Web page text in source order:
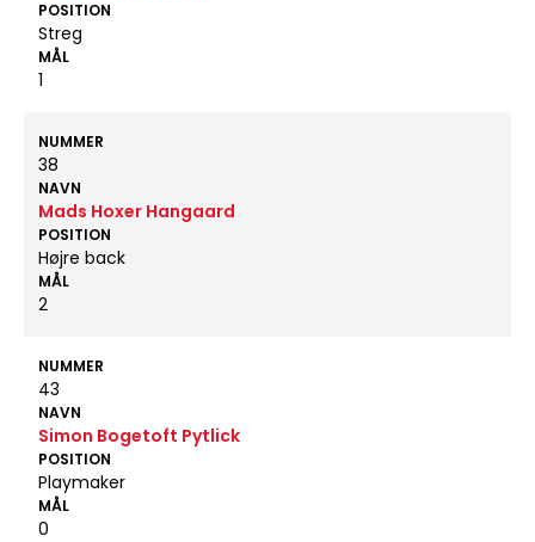
POSITION
Streg
MÅL
1
NUMMER
38
NAVN
Mads Hoxer Hangaard
POSITION
Højre back
MÅL
2
NUMMER
43
NAVN
Simon Bogetoft Pytlick
POSITION
Playmaker
MÅL
0